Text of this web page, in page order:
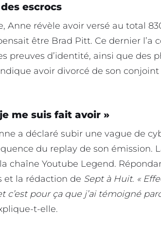
escrocs
Anne révèle avoir versé au total
être Brad Pitt. Ce dernier l’a
preuves d’identité, ainsi que des
avoir divorcé de son conjoint
me suis fait avoir »
a déclaré subir une vague de
du replay de son émission.
chaîne Youtube Legend.
et la rédaction de Sept à Huit. «
c’est pour ça que j’ai témoigné
t-elle.